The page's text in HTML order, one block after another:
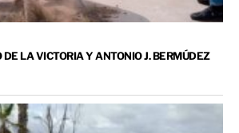
DE LA VICTORIA Y ANTONIO J. BERMÚDEZ